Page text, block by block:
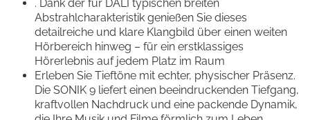
. Dank der für DALI typischen breiten
Abstrahlcharakteristik genießen Sie dieses
detailreiche und klare Klangbild über einen weiten
Hörbereich hinweg – für ein erstklassiges
Hörerlebnis auf jedem Platz im Raum
Erleben Sie Tieftöne mit echter, physischer Präsenz.
Die SONIK 9 liefert einen beeindruckenden Tiefgang,
kraftvollen Nachdruck und eine packende Dynamik,